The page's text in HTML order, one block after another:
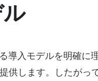
導入モデルを明確に
供します。したがっ